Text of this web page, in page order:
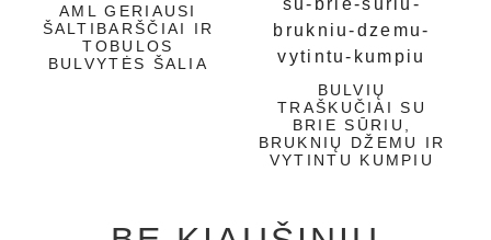
AML GERIAUSI
ŠALTIBARŠČIAI IR
TOBULOS
BULVYTĖS ŠALIA
BULVIŲ
TRAŠKUČIAI SU
BRIE SŪRIU,
BRUKNIŲ DŽEMU IR
VYTINTU KUMPIU